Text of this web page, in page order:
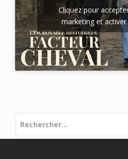
Cliquez pour
marketing et